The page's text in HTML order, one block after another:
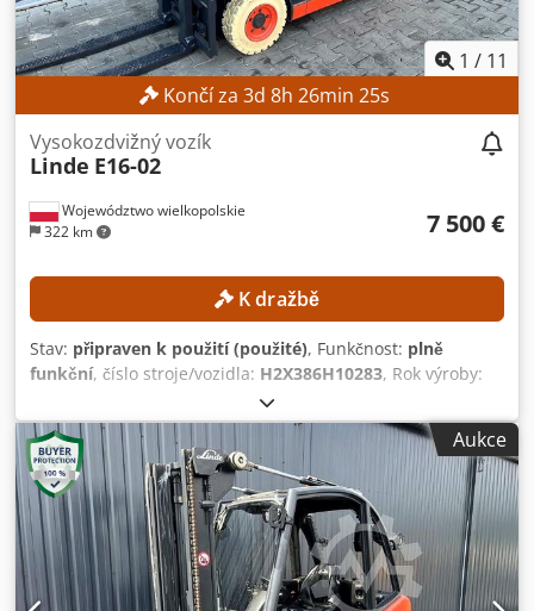
1 / 11
Končí za 3d 8h 26min 22s
Województwo wielkopolskie
322 km
Vysokozdvižný vozík
Linde E16-02
7 500 €
K dražbě
Stav: připraven k použití (použité), Funkčnost: plně
funkční, číslo stroje/vozidla: H2X386H10283, Rok výroby:
5 612 h
volný zdvih:1 500 mm, stavební výška:2 121 mm,
Vybavení:
boční posuv, Bez minimální ceny – garantovaný
prodej za nejvyšší nabídku! TECHNICKÉ ÚDAJE Výška
zdvihu: 4 625 mm Celková výška: 2 121 mm Volný zdvih: 1
500 mm ÚDAJE O STROJI Typ stožáru: Trojitý stožár s
volným zdvihem Napětí baterie: 48 V Kapacita baterie: 585
Ah Pneumatiky: nové Provozní hodiny: 5 612 h
Dkodpfszrlwiex Acajr VYBAVENÍ Kabina Baterie Nabíječka
Aukce